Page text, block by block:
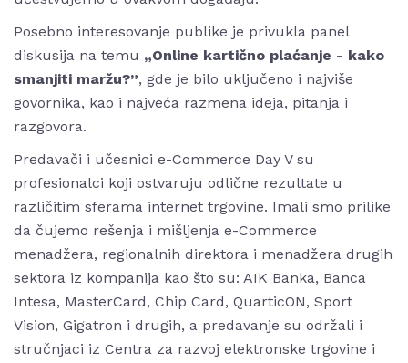
Posebno interesovanje publike je privukla panel
diskusija na temu „Online kartično plaćanje - kako
smanjiti maržu?”, gde je bilo uključeno i najviše
govornika, kao i najveća razmena ideja, pitanja i
razgovora.
Predavači i učesnici e-Commerce Day V su
profesionalci koji ostvaruju odlične rezultate u
različitim sferama internet trgovine. Imali smo prilike
da čujemo rešenja i mišljenja e-Commerce
menadžera, regionalnih direktora i menadžera drugih
sektora iz kompanija kao što su: AIK Banka, Banca
Intesa, MasterCard, Chip Card, QuarticON, Sport
Vision, Gigatron i drugih, a predavanje su održali i
stručnjaci iz Centra za razvoj elektronske trgovine i